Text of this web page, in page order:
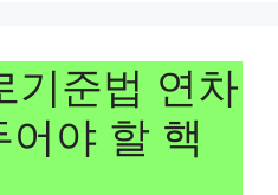
기준법 연차
야 할 핵